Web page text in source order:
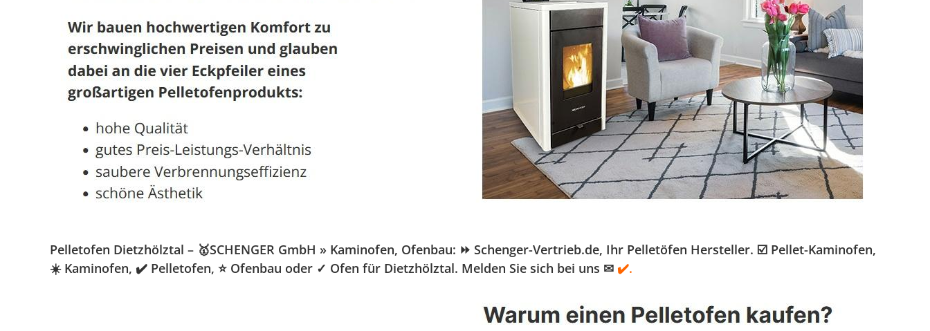
Pelletofen Dietzhölztal – 🥇SCHENGER GmbH » Kaminofen, Ofenbau: ⏩ Schenger-Vertrieb.de, Ihr Pelletöfen Hersteller. ☑️ Pellet-Kaminofen,
☀️ Kaminofen, ✔️ Pelletofen, ⭐ Ofenbau oder ✓ Ofen für Dietzhölztal. Melden Sie sich bei uns ✉ ✔️.